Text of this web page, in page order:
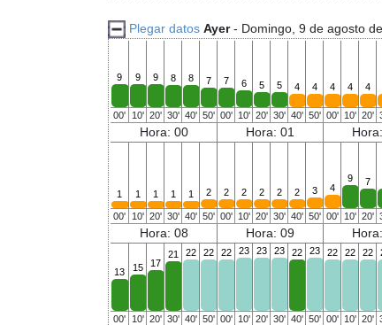
Plegar datos Ayer- Domingo, 9 de agosto
9 9 9 8 8 7 7 6 5 5 4 4 4 4 4
00' 10' 20' 30' 40' 50' 00' 10' 20' 30' 40' 50' 00' 10' 20'
Hora: 00 Hora: 01
1 1 1 1 1 2 2 2 2 2 2 3 4
9 7
00' 10' 20' 30' 40' 50' 00' 10' 20' 30' 40' 50' 00' 10' 20'
Hora: 08 Hora: 09
13 15 17
21 22 22 22 23 23 23 22 23 22 22 22
00'
10' 20' 30' 40' 50' 00' 10' 20' 30' 40' 50' 00' 10' 20'